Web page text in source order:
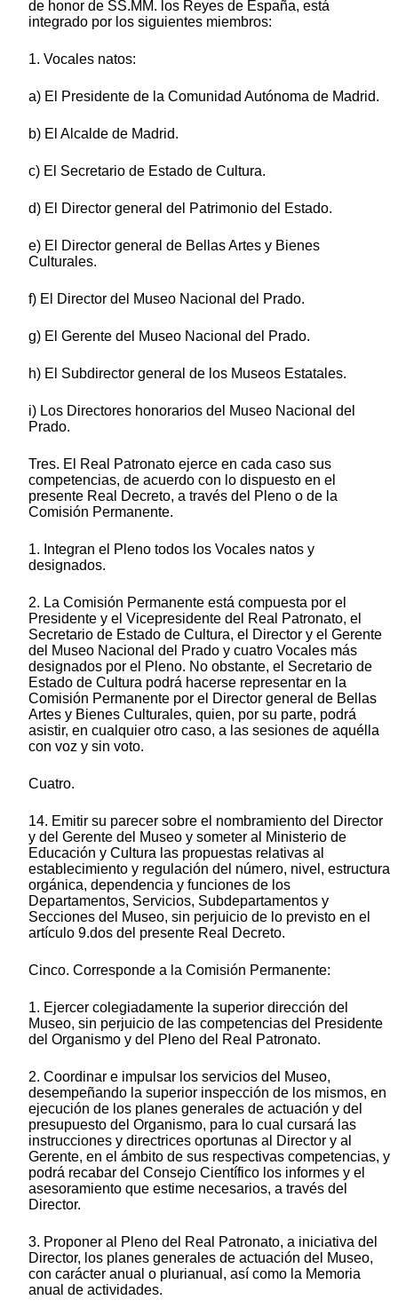
de honor de SS.MM. los Reyes de España, está
integrado por los siguientes miembros:
1. Vocales natos:
a) El Presidente de la Comunidad Autónoma de Madrid.
b) El Alcalde de Madrid.
c) El Secretario de Estado de Cultura.
d) El Director general del Patrimonio del Estado.
e) El Director general de Bellas Artes y Bienes
Culturales.
f) El Director del Museo Nacional del Prado.
g) El Gerente del Museo Nacional del Prado.
h) El Subdirector general de los Museos Estatales.
i) Los Directores honorarios del Museo Nacional del
Prado.
Tres. El Real Patronato ejerce en cada caso sus
competencias, de acuerdo con lo dispuesto en el
presente Real Decreto, a través del Pleno o de la
Comisión Permanente.
1. Integran el Pleno todos los Vocales natos y
designados.
2. La Comisión Permanente está compuesta por el
Presidente y el Vicepresidente del Real Patronato, el
Secretario de Estado de Cultura, el Director y el Gerente
del Museo Nacional del Prado y cuatro Vocales más
designados por el Pleno. No obstante, el Secretario de
Estado de Cultura podrá hacerse representar en la
Comisión Permanente por el Director general de Bellas
Artes y Bienes Culturales, quien, por su parte, podrá
asistir, en cualquier otro caso, a las sesiones de aquélla
con voz y sin voto.
Cuatro.
14. Emitir su parecer sobre el nombramiento del Director
y del Gerente del Museo y someter al Ministerio de
Educación y Cultura las propuestas relativas al
establecimiento y regulación del número, nivel, estructura
orgánica, dependencia y funciones de los
Departamentos, Servicios, Subdepartamentos y
Secciones del Museo, sin perjuicio de lo previsto en el
artículo 9.dos del presente Real Decreto.
Cinco. Corresponde a la Comisión Permanente:
1. Ejercer colegiadamente la superior dirección del
Museo, sin perjuicio de las competencias del Presidente
del Organismo y del Pleno del Real Patronato.
2. Coordinar e impulsar los servicios del Museo,
desempeñando la superior inspección de los mismos, en
ejecución de los planes generales de actuación y del
presupuesto del Organismo, para lo cual cursará las
instrucciones y directrices oportunas al Director y al
Gerente, en el ámbito de sus respectivas competencias, y
podrá recabar del Consejo Científico los informes y el
asesoramiento que estime necesarios, a través del
Director.
3. Proponer al Pleno del Real Patronato, a iniciativa del
Director, los planes generales de actuación del Museo,
con carácter anual o plurianual, así como la Memoria
anual de actividades.